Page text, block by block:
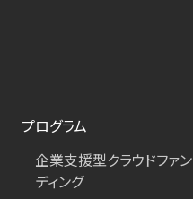
プログラム
企業支援型クラウドファン
ディング